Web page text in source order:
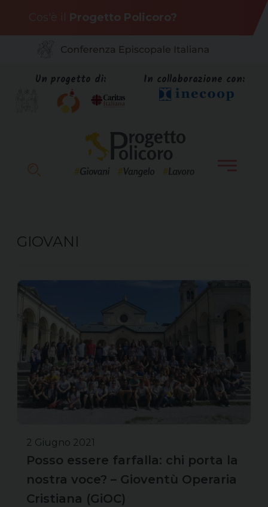
content
Cos'è il Progetto Policoro?
Un progetto di: In collaborazione con:
GIOVANI
2 Giugno 2021
Posso essere farfalla: chi porta la
nostra voce? – Gioventù Operaria
Cristiana (GiOC)